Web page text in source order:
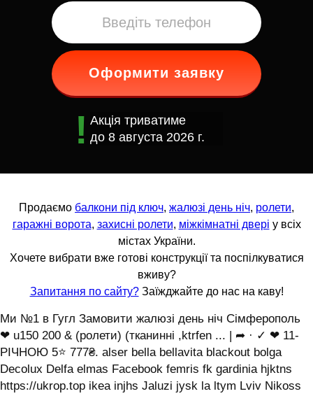
Оформити заявку
Акція триватиме
до 8 августа 2026 г.
Продаємо балкони під ключ, жалюзі день ніч, ролети,
гаражні ворота, захисні ролети, міжкімнатні двері у всіх
містах України.
Хочете вибрати вже готові конструкції та поспілкуватися
вживу?
Запитання по сайту?Заїжджайте до нас на каву!
Ми №1 в Гугл Замовити жалюзі день ніч Сімферополь
❤ u150 200 & (ролети) (тканинні ,ktrfen ... | ➦ · ✓ ❤ 11-
РІЧНОЮ 5⭐ 777₴. alser bella bellavita blackout bolga
Decolux Delfa elmas Facebook femris fk gardinia hjktns
https://ukrop.top ikea injhs Jaluzi jysk la ltym Lviv Nikoss